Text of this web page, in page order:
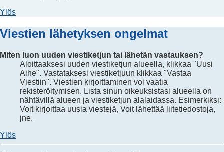
Ylös
Viestien lähetyksen ongelmat
Miten luon uuden viestiketjun tai lähetän vastauksen?
Aloittaaksesi uuden viestiketjun alueella, klikkaa "Uusi
Aihe". Vastataksesi viestiketjuun klikkaa "Vastaa
Viestiin". Viestien kirjoittaminen voi vaatia
rekisteröitymisen. Lista sinun oikeuksistasi alueella on
nähtävillä alueen ja viestiketjun alalaidassa. Esimerkiksi:
Voit kirjoittaa uusia viestejä, Voit lähettää liitetiedostoja,
jne.
Ylös